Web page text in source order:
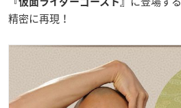
精密に再現！